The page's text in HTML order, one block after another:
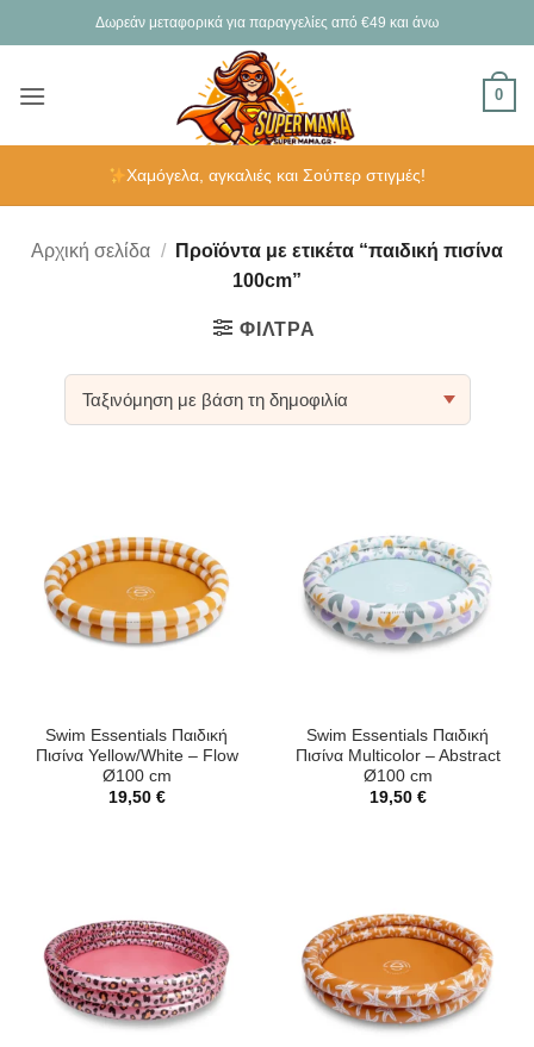
στο
Δωρεάν μεταφορικά για παραγγελίες από €49 και άνω
0
Χαμόγελα, αγκαλιές και Σούπερ στιγμές!
Αρχική σελίδα /
Προϊόντα με ετικέτα “παιδική πισίνα
100cm”
ΦΊΛΤΡΑ
Swim Essentials Παιδική
Πισίνα Yellow/White – Flow
Ø100 cm
19,50 €
Swim Essentials Παιδική
Πισίνα Multicolor – Abstract
Ø100 cm
19,50 €